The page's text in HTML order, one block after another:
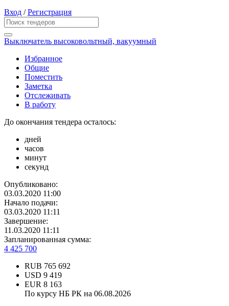
Вход /Регистрация
Выключатель высоковольтный, вакуумный
Избранное
Общие
Поместить
Заметка
Отслеживать
В работу
До окончания тендера осталось:
дней
часов
минут
секунд
Опубликовано:
03.03.2020 11:00
Начало подачи:
03.03.2020 11:11
Завершение:
11.03.2020 11:11
Запланированная сумма:
4 425 700
RUB 765 692
USD 9 419
EUR 8 163
По курсу НБ РК на 06.08.2026